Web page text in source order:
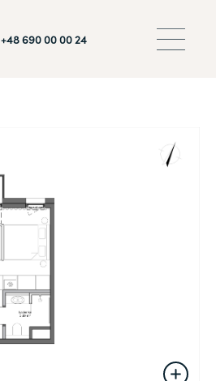
+48 690 00 00 24